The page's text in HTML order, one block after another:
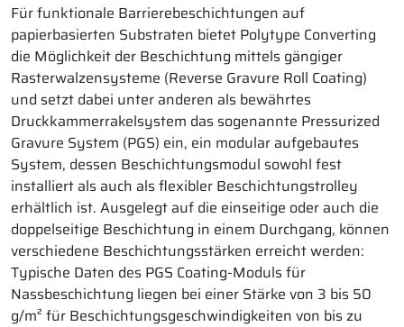
Für funktionale Barrierebeschichtungen auf
papierbasierten Substraten bietet Polytype Converting
die Möglichkeit der Beschichtung mittels gängiger
Rasterwalzensysteme (Reverse Gravure Roll Coating)
und setzt dabei unter anderen als bewährtes
Druckkammerrakelsystem das sogenannte Pressurized
Gravure System (PGS) ein, ein modular aufgebautes
System, dessen Beschichtungsmodul sowohl fest
installiert als auch als flexibler Beschichtungstrolley
erhältlich ist. Ausgelegt auf die einseitige oder auch die
doppelseitige Beschichtung in einem Durchgang, können
verschiedene Beschichtungsstärken erreicht werden:
Typische Daten des PGS Coating-Moduls für
Nassbeschichtung liegen bei einer Stärke von 3 bis 50
g/m² für Beschichtungsgeschwindigkeiten von bis zu